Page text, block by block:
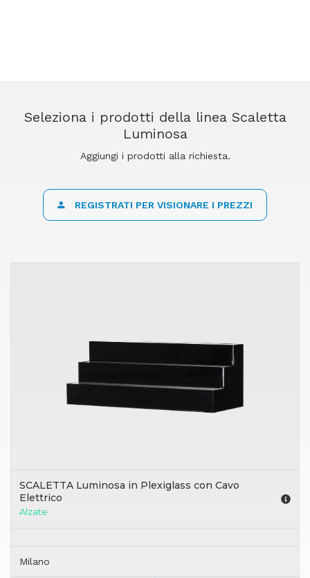
Seleziona i prodotti della linea Scaletta
Luminosa
Aggiungi i prodotti alla richiesta.
REGISTRATI PER VISIONARE I PREZZI
SCALETTA Luminosa in Plexiglass con Cavo
Elettrico
Alzate
Milano